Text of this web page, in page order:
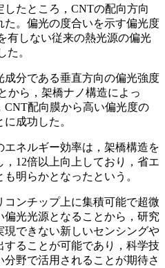
たところ，CNTの配向方向
。偏光の度合いを示す偏光度
有しない従来の熱光源の偏光
た。
成分である垂直方向の偏光強度
から，架橋ナノ構造によっ
配向膜から高い偏光度の
成功した。
ネルギー効率は，架橋構造を
12倍以上向上しており，省エ
明らかとなったという。
ンチップ上に集積可能で超微
光光源となることから，研究
できない新しいセンシングや
ることが可能であり，科学技
野で活用されることが期待さ